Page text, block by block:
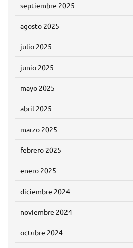
septiembre 2025
agosto 2025
julio 2025
junio 2025
mayo 2025
abril 2025
marzo 2025
febrero 2025
enero 2025
diciembre 2024
noviembre 2024
octubre 2024